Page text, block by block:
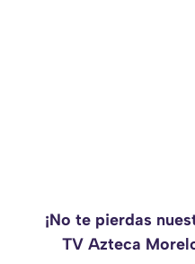
¡No te pierdas
TV Azteca